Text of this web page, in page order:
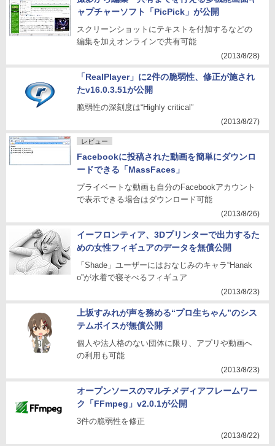
ャプチャーソフト「PicPick」が公開
スクリーンショットにテキストを付加するなどの
編集を加えオンラインで共有可能
(2013/8/28)
「RealPlayer」に2件の脆弱性、修正が施され
たv16.0.3.51が公開
脆弱性の深刻度は“Highly critical”
(2013/8/27)
レビュー
Facebookに投稿された動画を簡単にダウンロ
ードできる「MassFaces」
プライベートな動画も自分のFacebookアカウント
で表示できる場合はダウンロード可能
(2013/8/26)
イーフロンティア、3Dプリンターで出力するた
めの女性フィギュアのデータを無償公開
「Shade」ユーザーにはおなじみのキャラ“Hanak
o”が水着で寝そべるフィギュア
(2013/8/23)
上坂すみれが声を務める“プロ生ちゃん”のシス
テムボイスが無償公開
個人や法人格のない団体に限り、アプリや動画へ
の利用も可能
(2013/8/23)
オープンソースのマルチメディアフレームワー
ク「FFmpeg」v2.0.1が公開
3件の脆弱性を修正
(2013/8/22)